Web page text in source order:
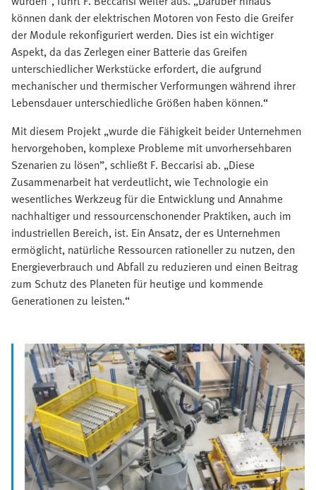
können dank der elektrischen Motoren von Festo die Greifer
der Module rekonfiguriert werden. Dies ist ein wichtiger
Aspekt, da das Zerlegen einer Batterie das Greifen
unterschiedlicher Werkstücke erfordert, die aufgrund
mechanischer und thermischer Verformungen während ihrer
Lebensdauer unterschiedliche Größen haben können.“
Mit diesem Projekt „wurde die Fähigkeit beider Unternehmen
hervorgehoben, komplexe Probleme mit unvorhersehbaren
Szenarien zu lösen”, schließt F. Beccarisi ab. „Diese
Zusammenarbeit hat verdeutlicht, wie Technologie ein
wesentliches Werkzeug für die Entwicklung und Annahme
nachhaltiger und ressourcenschonender Praktiken, auch im
industriellen Bereich, ist. Ein Ansatz, der es Unternehmen
ermöglicht, natürliche Ressourcen rationeller zu nutzen, den
Energieverbrauch und Abfall zu reduzieren und einen Beitrag
zum Schutz des Planeten für heutige und kommende
Generationen zu leisten.“